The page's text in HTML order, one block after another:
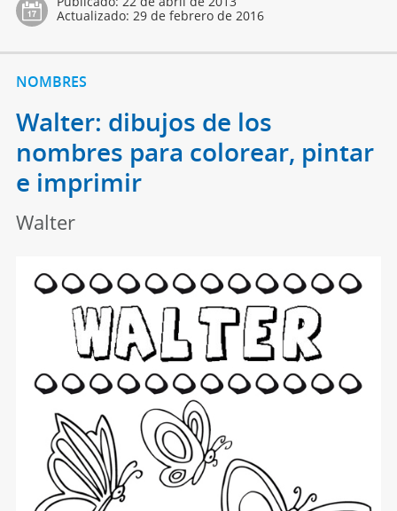
Actualizado: 29 de febrero de 2016
NOMBRES
Walter: dibujos de los
nombres para colorear, pintar
e imprimir
Walter